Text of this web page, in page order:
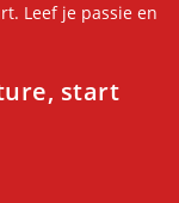
Leef je passie en
start